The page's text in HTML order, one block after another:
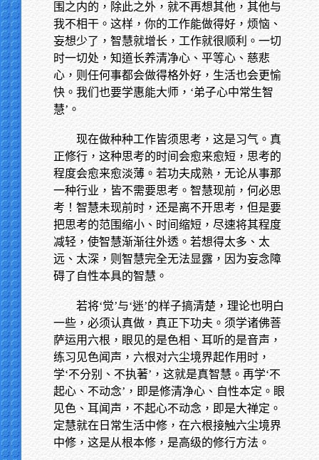
围之内的，除此之外，就不再想其他，其他与
我不相干。这样，你的工作能做得好，烦恼、
妄想少了，智慧就增长，工作就很顺利。一切
时一切处，知道长养清净心、平等心、慈悲
心，则任何事都会做得格外好，生活也会更愉
快。我们也要学惠能大师，‘弟子心中常生智
慧’。
现在做种种工作皆须思考，这是习气。真
正修行，这种思考的时间会愈来愈短，思考的
程度会愈来愈淡薄。若功夫成熟，无论从事那
一种行业，皆不需要思考。智慧现前，何必思
考！智慧未现前时，还是离不开思考，但是要
把思考的范围缩小、时间缩短，尽速将其程度
减轻，使智慧渐渐往外透。若想得太多、太
远、太深，则智慧完全无法显露，因为妄念障
碍了自性本具的智慧。
若将‘觉’与‘迷’的样子搞清楚，理论也明白
一些，必须认真做，真正下功夫。须学诸佛菩
萨运用六根，眼见的是色相、耳听的是音声，
练习见色闻声，六根对六尘境界起作用时，
学‘不分别、不执著’，这就是真智慧。再学‘不
起心、不动念’，即是修清净心、自性本定。眼
见色、耳闻声，不起心不动念，即是大禅定。
定慧就在日常生活中修，在六根接触六尘境界
中修，这是从根本修，是高级的修行方法。